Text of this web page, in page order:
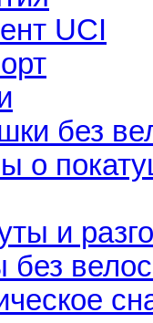
UCI
без
о
и
без